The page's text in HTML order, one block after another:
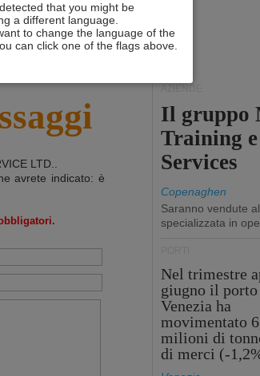
that you might be
a different language.
to change the language of the
can click one of the flags above.
LTD.
avrete indicato: è
AZIENDE
Il gruppo
Training
Services
Copenaghen
Saranno vendute
specializzata in
Nel trimestre
giugno il porto
Venezia ha
movimentato
milioni di
di merci (-